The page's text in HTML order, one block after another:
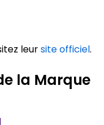
leursite officiel.
la Marque